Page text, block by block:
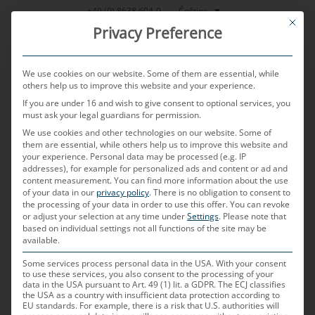
Přeskočit
+49 (0) 8638 604-0 Čeština
MENU
PUBLIKOVÁNO DNE27. 3. 2024 AUTOREMHELMUT PRITZ
Kolik konektorů budou
potřebovat vozidla
budoucnosti? – Nové
architektury palubní sítě a
This
Privacy Preference
We use cookies on our website. Some of them are essential, while
others help us to improve this website and your experience.
If you are under 16 and wish to give consent to optional services, you
must ask your legal guardians for permission.
We use cookies and other technologies on our website. Some of
them are essential, while others help us to improve this website and
your experience. Personal data may be processed (e.g. IP
addresses), for example for personalized ads and content or ad and
content measurement.You can find more information about the use
of your data in our privacy policy.There is no obligation to consent to
the processing of your data in order to use this offer.You can revoke
or adjust your selection at any time underSettings. Please note that
based on individual settings not all functions of the site may be
available.
Some services process personal data in the USA. With your consent
to use these services, you also consent to the processing of your
data in the USA pursuant to Art. 49 (1) lit. a GDPR. The ECJ classifies
the USA as a country with insufficient data protection according to
EU standards. For example, there is a risk that U.S. authorities will